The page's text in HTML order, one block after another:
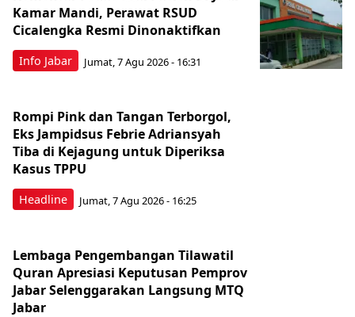
Info Jabar
Kamar Mandi, Perawat RSUD
Cicalengka Resmi Dinonaktifkan
Jumat, 7 Agu 2026 - 16:31
Headline
Rompi Pink dan Tangan Terborgol,
Eks Jampidsus Febrie Adriansyah
Tiba di Kejagung untuk Diperiksa
Kasus TPPU
Jumat, 7 Agu 2026 - 16:25
Lembaga Pengembangan Tilawatil
Quran Apresiasi Keputusan Pemprov
Jabar Selenggarakan Langsung MTQ
Jabar